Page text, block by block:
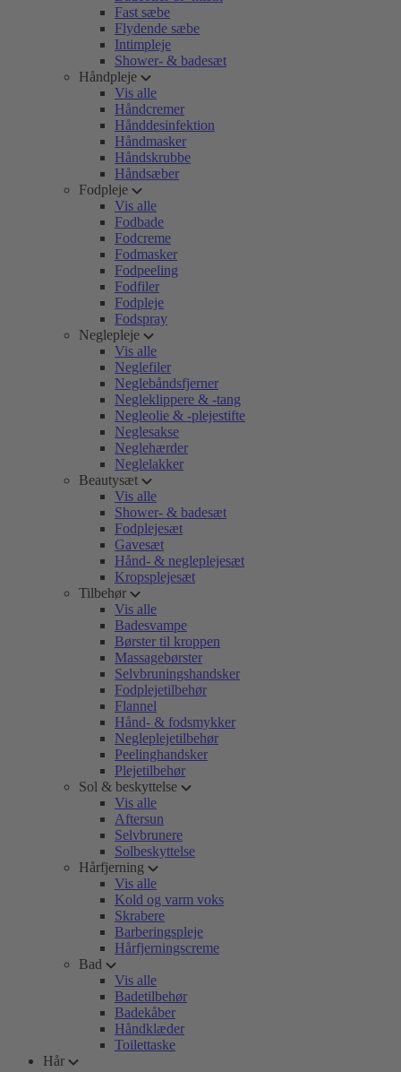
Fast sæbe
Flydende sæbe
Intimpleje
Shower- & badesæt
Håndpleje
Vis alle
Håndcremer
Hånddesinfektion
Håndmasker
Håndskrubbe
Håndsæber
Fodpleje
Vis alle
Fodbade
Fodcreme
Fodmasker
Fodpeeling
Fodfiler
Fodpleje
Fodspray
Neglepleje
Vis alle
Neglefiler
Neglebåndsfjerner
Negleklippere & -tang
Negleolie & -plejestifte
Neglesakse
Neglehærder
Neglelakker
Beautysæt
Vis alle
Shower- & badesæt
Fodplejesæt
Gavesæt
Hånd- & negleplejesæt
Kropsplejesæt
Tilbehør
Vis alle
Badesvampe
Børster til kroppen
Massagebørster
Selvbruningshandsker
Fodplejetilbehør
Flannel
Hånd- & fodsmykker
Negleplejetilbehør
Peelinghandsker
Plejetilbehør
Sol & beskyttelse
Vis alle
Aftersun
Selvbrunere
Solbeskyttelse
Hårfjerning
Vis alle
Kold og varm voks
Skrabere
Barberingspleje
Hårfjerningscreme
Bad
Vis alle
Badetilbehør
Badekåber
Håndklæder
Toilettaske
Hår